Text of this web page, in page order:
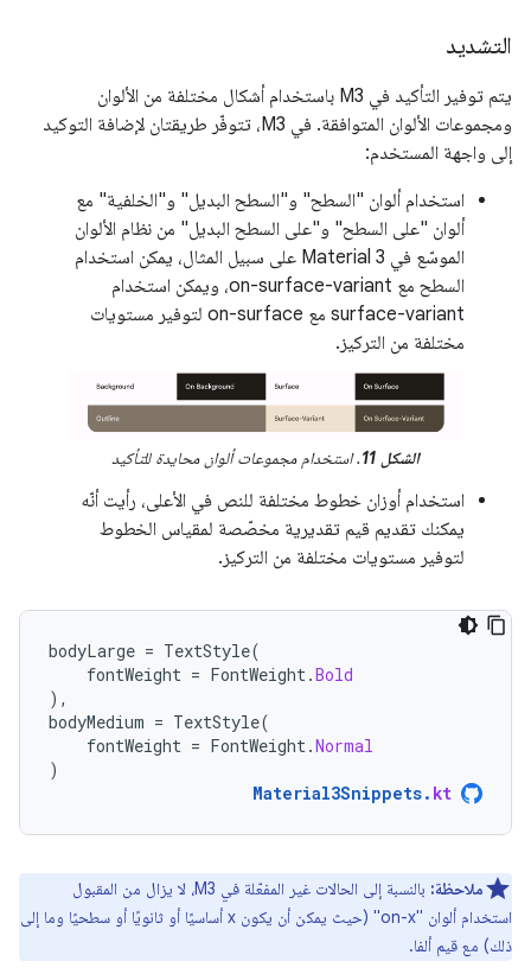
التشديد
يتم توفير التأكيد في M3 باستخدام أشكال مختلفة من الألوان
ومجموعات الألوان المتوافقة. في M3، تتوفّر طريقتان لإضافة التوكيد
إلى واجهة المستخدم:
استخدام ألوان "السطح" و"السطح البديل" و"الخلفية" مع
ألوان "على السطح" و"على السطح البديل" من نظام الألوان
الموسّع في Material 3 على سبيل المثال، يمكن استخدام
السطح مع on-surface-variant، ويمكن استخدام
surface-variant مع on-surface لتوفير مستويات
مختلفة من التركيز.
الشكل 11 . استخدام مجموعات ألوان محايدة للتأكيد
استخدام أوزان خطوط مختلفة للنص في الأعلى، رأيت أنّه
يمكنك تقديم قيم تقديرية مخصّصة لمقياس الخطوط
لتوفير مستويات مختلفة من التركيز.
bodyLarge = TextStyle(
fontWeight = FontWeight .Bold
),
bodyMedium = TextStyle(
fontWeight = FontWeight .Normal
)
Material3Snippets. kt
ملاحظة:
بالنسبة إلى الحالات غير المفعّلة في M3، لا يزال من المقبول
استخدام ألوان "on-x" (حيث يمكن أن يكون x أساسيًا أو ثانويًا أو سطحيًا وما إلى
ذلك) مع قيم ألفا.